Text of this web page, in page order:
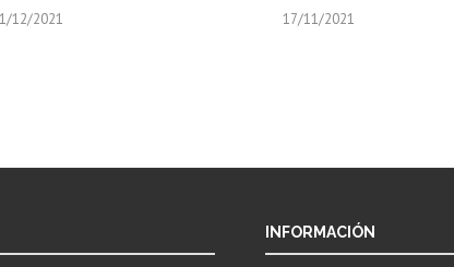
12/2021 17/11/2021
INFORMACIÓN